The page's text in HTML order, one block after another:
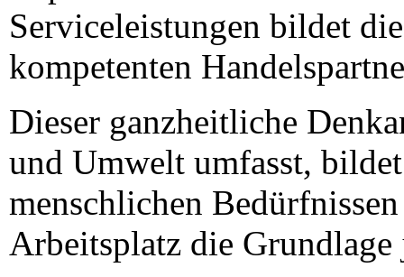
Serviceleistungen bildet
kompetenten
Dieser ganzheitliche
und Umwelt umfasst,
menschlichen
Arbeitsplatz die